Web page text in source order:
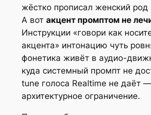
жёстко прописал женский
А вот акцент промптом не
Инструкции «говори как
акцента» интонацию чуть
фонетика живёт в аудио-
куда системный промпт не
tune голоса Realtime не даёт
архитектурное ограничение.